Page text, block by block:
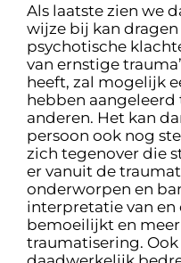
Als laatste zien we
wijze bij kan
psychotische
van ernstige
heeft, zal mogelijk
hebben aangeleerd
anderen. Het kan
persoon ook nog
zich tegenover die
er vanuit de
onderworpen en
interpretatie van
bemoeilijkt en
traumatisering.